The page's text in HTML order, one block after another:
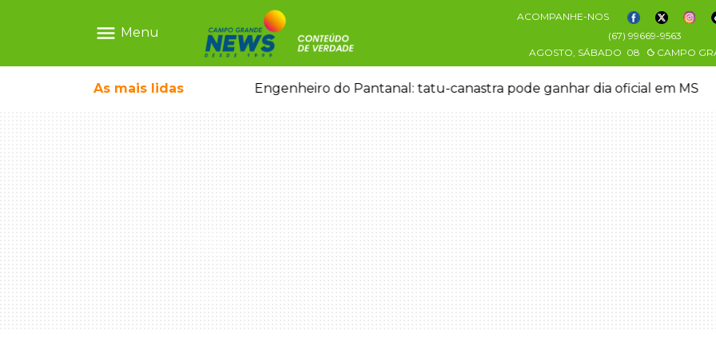
menu Menu
ACOMPANHE-NOS
(67) 99669-9563
AGOSTO, SÁBADO 08 CAMPO
As mais lidas
de mulher dentro do quarto Engenheiro do Pantanal: tatu-canastra pode ganhar dia oficial em MS